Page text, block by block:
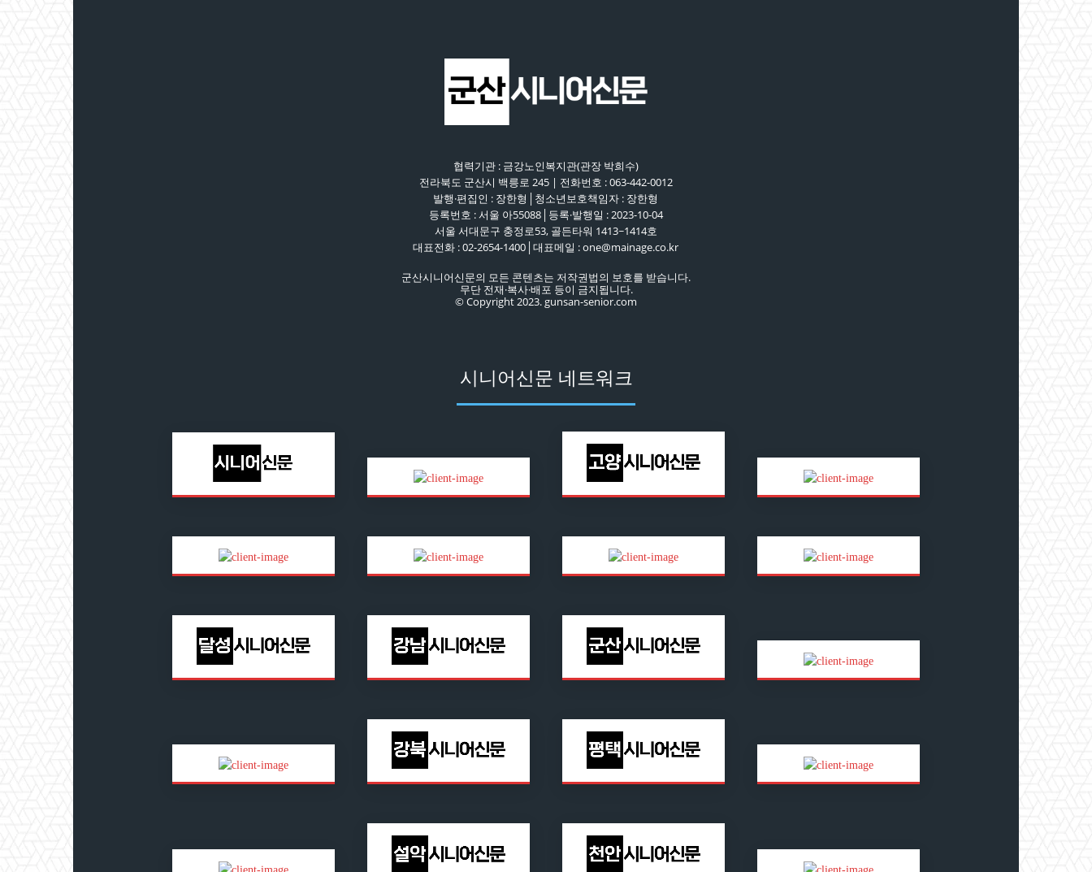
협력기관 : 금강노인복지관(관장 박희수)
전라북도 군산시 백릉로 245 | 전화번호 : 063-442-0012
발행·편집인 : 장한형│청소년보호책임자 : 장한형
등록번호 : 서울 아55088│등록·발행일 : 2023-10-04
서울 서대문구 충정로53, 골든타워 1413~1414호
대표전화 : 02-2654-1400│대표메일 : one@mainage.co.kr
군산시니어신문의 모든 콘텐츠는 저작권법의 보호를 받습니다.
무단 전재·복사·배포 등이 금지됩니다.
© Copyright 2023. gunsan-senior.com
시니어신문 네트워크